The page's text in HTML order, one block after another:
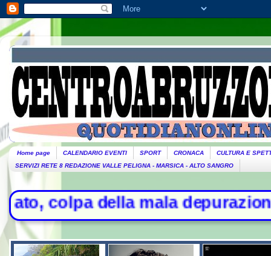
Home page CALENDARIO EVENTI SPORT CRONACA
CULTURA E
SERVIZI RETE 8 REDAZIONE VALLE PELIGNA - MARSICA - ALTO SANGRO
mala depurazione -